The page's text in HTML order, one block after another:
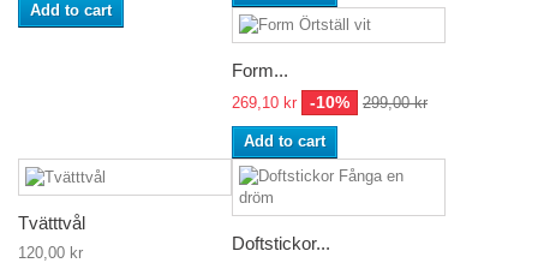
Add to cart
Form...
269,10 kr -10% 299,00 kr
Add to cart
Tvätttvål
120,00 kr Doftstickor...